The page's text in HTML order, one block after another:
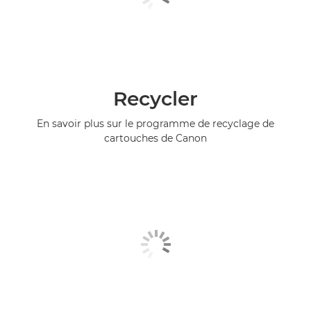
Recycler
En savoir plus sur le programme de recyclage de
cartouches de Canon